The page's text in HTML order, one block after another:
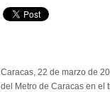
Caracas, 22 de marzo de
del Metro de Caracas en el